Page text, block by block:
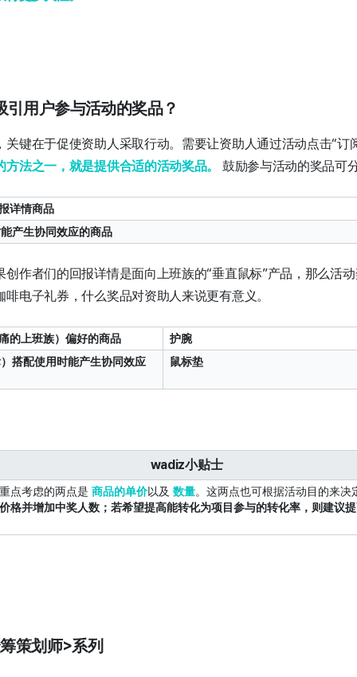
引用户参与活动的奖品？
关键在于促使资助人采取行动。需要让资助人通过活动点击“订
法之一，就是提供合适的活动奖品。
鼓励参与活动的奖品可
详情商品
产生协同效应的商品
创作者们的回报详情是面向上班族的“垂直鼠标”产品，那么活
电子礼券，什么奖品对资助人来说更有意义。
的上班族）偏好的商品
护腕
搭配使用时能产生协同效应
鼠标垫
wadiz小贴士
点考虑的两点是 商品的单价以及 数量。这两点也可根据活动目的来决
格并增加中奖人数；若希望提高能转化为项目参与的转化率，则建议
策划师>系列